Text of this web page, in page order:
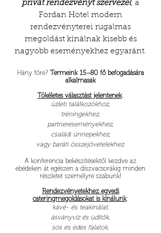
privát rendezvényt szervezel, a
Fordan Hotel modern
rendezvényterei rugalmas
megoldást kínálnak kisebb és
nagyobb eseményekhez egyaránt.
Hány főre? Termeink 15–80 fő befogadására
alkalmasak
Tökéletes választást jelentenek:
üzleti találkozókhoz,
tréningekhez,
partnereseményekhez,
családi ünnepekhez,
vagy baráti összejövetelekhez.
A konferencia bekészítésektől kezdve az
ebédeken át egészen a díszvacsorákig minden
részletet személyre szabunk!
Rendezvényetekhez egyedi
cateringmegoldásokat is kínálunk:
kávé- és teakínálat,
ásványvíz és üdítők,
sós és édes falatok,